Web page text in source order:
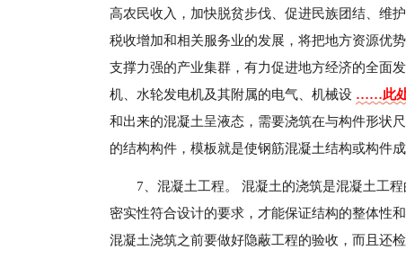
高农民收入，加快脱贫步伐、促进民族团结、维
税收增加和相关服务业的发展，将把地方资源优
支撑力强的产业集群，有力促进地方经济的全面
机、水轮发电机及其附属的电气、机械设 ……此
和出来的混凝土呈液态，需要浇筑在与构件形状
的结构构件，模板就是使钢筋混凝土结构或构件成
7、混凝土工程。 混凝土的浇筑是混凝土工
密实性符合设计的要求，才能保证结构的整体性
混凝土浇筑之前要做好隐蔽工程的验收，而且还